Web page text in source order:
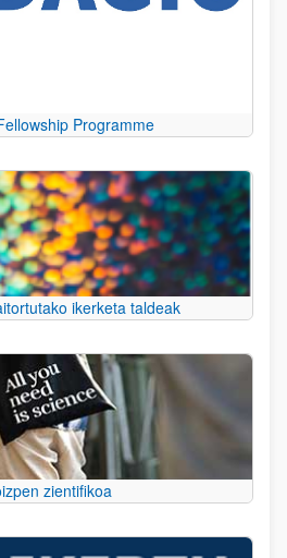
Programme
ikerketa taldeak
zientifikoa